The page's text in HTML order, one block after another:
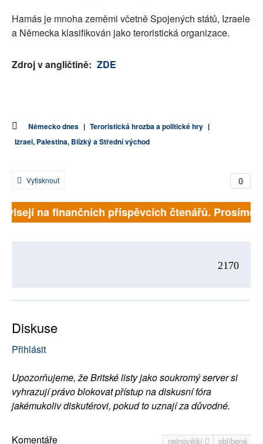
Hamás je mnoha zeměmi včetně Spojených států, Izraele
a Německa klasifikován jako teroristická organizace.
Zdroj v angličtině: ZDE
Německo dnes | Teroristická hrozba a politické hry |
Izrael, Palestina, Blízký a Střední východ
0
Vytisknout
na finančních příspěvcích čtenářů. Prosíme,
2170
Diskuse
Přihlásit
Upozorňujeme, že Britské listy jako soukromý server si
vyhrazují právo blokovat přístup na diskusní fóra
jakémukoliv diskutérovi, pokud to uznají za důvodné.
nejnovější oblíbené
Komentáře